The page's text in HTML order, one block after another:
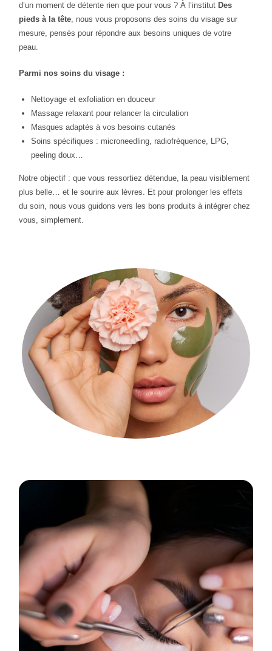
d’un moment de détente rien que pour vous ? À l’institut Des
pieds à la tête, nous vous proposons des soins du visage sur
mesure, pensés pour répondre aux besoins uniques de votre
peau.
Parmi nos soins du visage :
Nettoyage et exfoliation en douceur
Massage relaxant pour relancer la circulation
Masques adaptés à vos besoins cutanés
Soins spécifiques : microneedling, radiofréquence, LPG,
peeling doux…
Notre objectif : que vous ressortiez détendue, la peau visiblement
plus belle… et le sourire aux lèvres. Et pour prolonger les effets
du soin, nous vous guidons vers les bons produits à intégrer chez
vous, simplement.